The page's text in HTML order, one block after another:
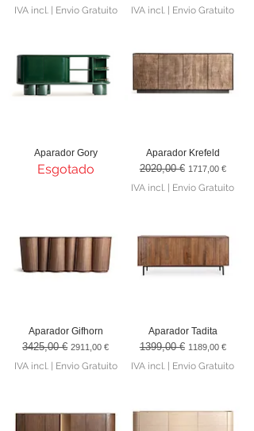
IVA incl.| Envio Gratuito IVA incl. | Envio Gratuito
Aparador Gory
Esgotado
Aparador Krefeld
Preço normal
2020,00 € Preço promocional
1717,00 €
IVA incl. Envio Gratuito
Aparador Gifhorn
Preço normal
3425,00 € Preço promocional
2911,00 €
IVA incl.| Envio Gratuito
Aparador Tadita
Preço normal
1399,00 € Preço promocional
1189,00 €
IVA incl. | Envio Gratuito